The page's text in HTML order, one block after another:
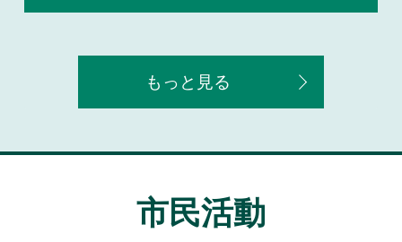
もっと見る
市民活動